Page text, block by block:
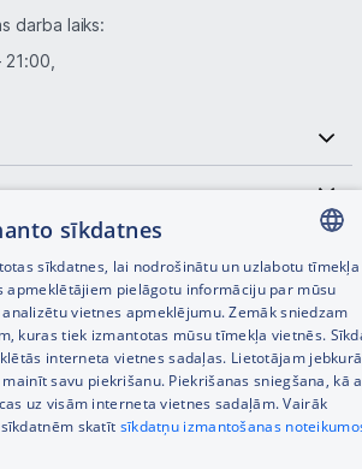
apmaksa
darba laiks:
LATVIAN
RUSSIAN
ENGLISH
sīkdatnes
sīkdatnes, lai nodrošinātu un uzlabotu tīmekļa
apmeklētājiem pielāgotu informāciju par mūsu
vietnes apmeklējumu. Zemāk sniedzam
kuras tiek izmantotas mūsu tīmekļa vietnēs.
interneta vietnes sadaļas. Lietotājam
savu piekrišanu. Piekrišanas sniegšana, kā
uz visām interneta vietnes sadaļām. Vairāk
skatīt sīkdatņu izmantošanas